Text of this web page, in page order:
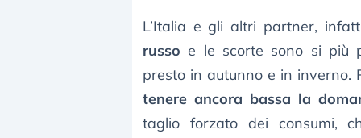
L’Italia e gli altri partner,
russo e le scorte sono si più
presto in autunno e in inverno.
tenere ancora bassa la
taglio forzato dei consumi,